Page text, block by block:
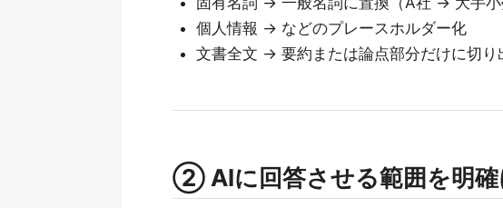
個人情報 → などのプレースホルダー化
文書全文 → 要約または論点部分だけに切り
② AIに回答させる範囲を明確